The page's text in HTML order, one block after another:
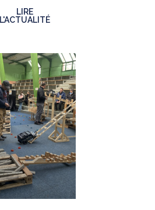
LIRE
L'ACTUALITÉ